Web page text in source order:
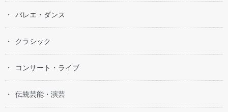
バレエ・ダンス
クラシック
コンサート・ライブ
伝統芸能・演芸